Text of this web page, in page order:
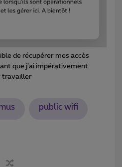
de récupérer mes accès
que j’ai impérativement
travailler
public wifi